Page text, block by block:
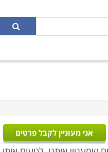
אני מעוניין לקבל פרטים